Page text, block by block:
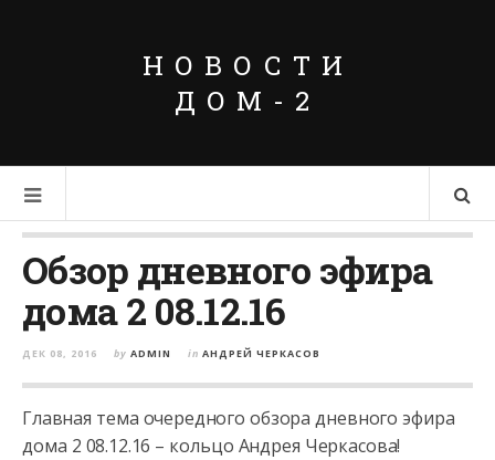
НОВОСТИ
ДОМ-2
Обзор дневного эфира
дома 2 08.12.16
ДЕК 08, 2016 by ADMIN in АНДРЕЙ ЧЕРКАСОВ
Главная тема очередного обзора дневного эфира
дома 2 08.12.16 – кольцо Андрея Черкасова!